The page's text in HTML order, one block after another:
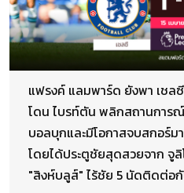
แฟรงค์ แลมพาร์ด ยังพา เชล
โดน ไบรท์ตัน พลิกสถานการ
บอลบุกและมีโอกาสจบสกอร์
โดยได้ประตูชัยสุดสวยจาก จู
"สิงห์บลูส์" ไร้ชัย 5 นัดติดต่อ